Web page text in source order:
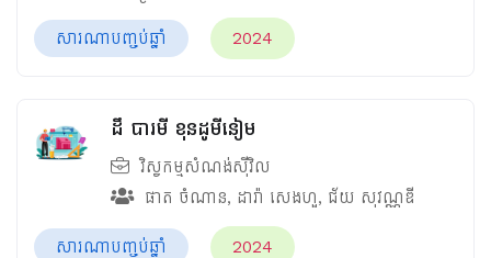
សារណាបញ្ចប់ឆ្នាំ 2024
ដឹ បារមី ខុនដូមីនៀម
វិស្វកម្មសំណង់ស៊ីវិល
ផាត ចំណាន, ដារ៉ា​ សេងហួ, ជ័យ សុវណ្ណឌី
សារណាបញ្ចប់ឆ្នាំ 2024